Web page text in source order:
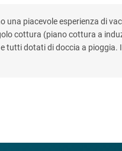
piacevole esperienza di
cottura (piano cottura a
tutti dotati di doccia a pioggia.